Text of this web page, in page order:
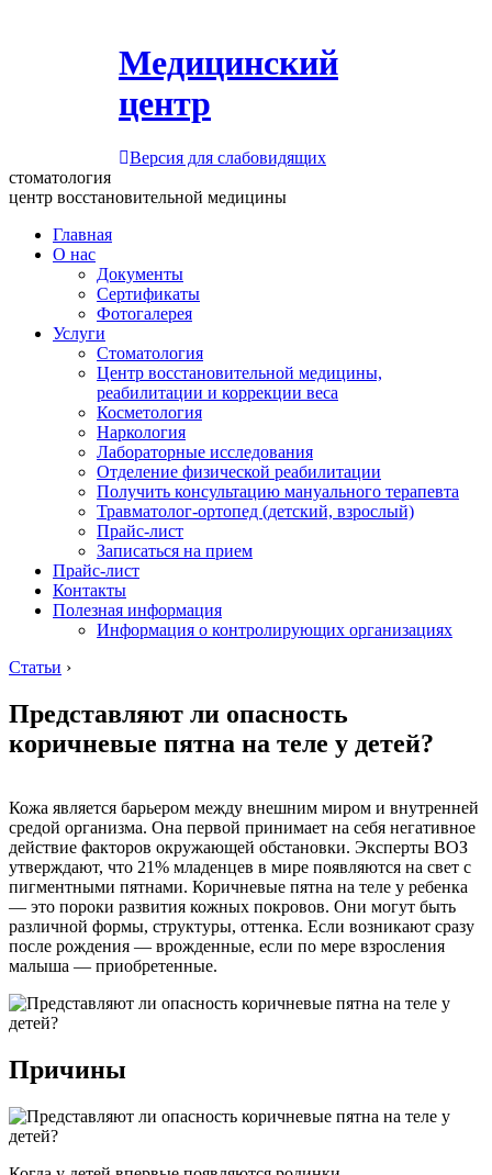
Медицинский
центр
Версия для слабовидящих
стоматология
центр восстановительной медицины
Главная
О нас
Документы
Сертификаты
Фотогалерея
Услуги
Стоматология
Центр восстановительной медицины,
реабилитации и коррекции веса
Косметология
Наркология
Лабораторные исследования
Отделение физической реабилитации
Получить консультацию мануального терапевта
Травматолог-ортопед (детский, взрослый)
Прайс-лист
Записаться на прием
Прайс-лист
Контакты
Полезная информация
Информация о контролирующих организациях
Статьи ›
Представляют ли опасность
коричневые пятна на теле у детей?
Кожа является барьером между внешним миром и внутренней
средой организма. Она первой принимает на себя негативное
действие факторов окружающей обстановки. Эксперты ВОЗ
утверждают, что 21% младенцев в мире появляются на свет с
пигментными пятнами. Коричневые пятна на теле у ребенка
— это пороки развития кожных покровов. Они могут быть
различной формы, структуры, оттенка. Если возникают сразу
после рождения — врожденные, если по мере взросления
малыша — приобретенные.
Причины